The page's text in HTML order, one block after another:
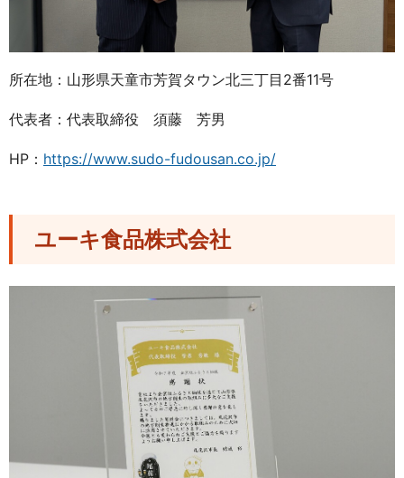
所在地：山形県天童市芳賀タウン北三丁目2番11号
代表者：代表取締役 須藤 芳男
HP： https://www.sudo-fudousan.co.jp/
ユーキ食品株式会社